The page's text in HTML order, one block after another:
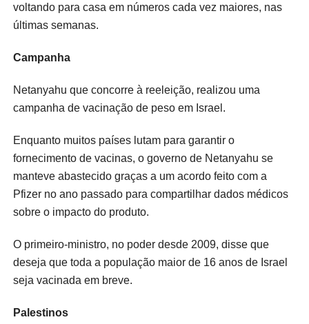
voltando para casa em números cada vez maiores, nas
últimas semanas.
Campanha
Netanyahu que concorre à reeleição, realizou uma
campanha de vacinação de peso em Israel.
Enquanto muitos países lutam para garantir o
fornecimento de vacinas, o governo de Netanyahu se
manteve abastecido graças a um acordo feito com a
Pfizer no ano passado para compartilhar dados médicos
sobre o impacto do produto.
O primeiro-ministro, no poder desde 2009, disse que
deseja que toda a população maior de 16 anos de Israel
seja vacinada em breve.
Palestinos